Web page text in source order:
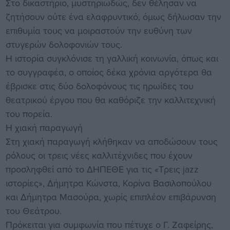
Στο δικαστήριο, μυστηριωδώς, δεν θέλησαν να
ζητήσουν ούτε ένα ελαφρυντικό, όμως δήλωσαν την
επιθυμία τους να μοιραστούν την ευθύνη των
στυγερών δολοφονιών τους.
Η ιστορία συγκλόνισε τη γαλλική κοινωνία, όπως και
το συγγραφέα, ο οποίος δέκα χρόνια αργότερα θα
έβρισκε στις δύο δολοφόνους τις ηρωίδες του
θεατρικού έργου που θα καθόριζε την καλλιτεχνική
του πορεία.
Η χιακή παραγωγή
Στη χιακή παραγωγή κλήθηκαν να αποδώσουν τους
ρόλους οι τρεις νέες καλλιτέχνιδες που έχουν
προσληφθεί από το ΔΗΠΕΘΕ για τις «Τρεις jazz
ιστορίες», Δήμητρα Κώνστα, Κορίνα Βασιλοπούλου
και Δήμητρα Μασούρα, χωρίς επιπλέον επιβάρυνση
του Θεάτρου.
Πρόκειται για συμφωνία που πέτυχε ο Γ. Ζαφείρης,